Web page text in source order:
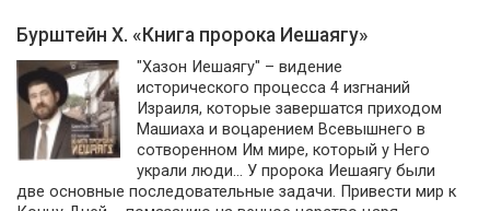
Бурштейн Х. «Книга пророка Иешаягу»
"Хазон Иешаягу" – видение
исторического процесса 4 изгнаний
Израиля, которые завершатся приходом
Машиаха и воцарением Всевышнего в
сотворенном Им мире, который у Него
украли люди... У пророка Иешаягу были
две основные последовательные задачи. Привести мир к